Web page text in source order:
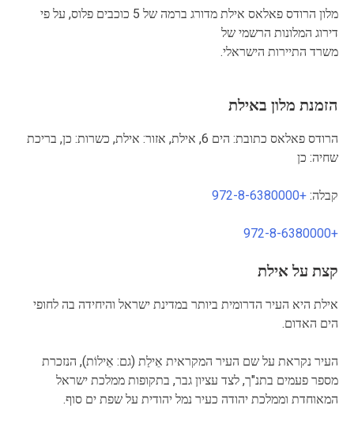
מלון הרודס פאלאס אילת מדורג ברמה של 5 כוכבים פלוס, על פי
דירוג המלונות הרשמי של
משרד התיירות הישראלי.
הזמנת מלון באילת
הרודס פאלאס כתובת: הים 6, אילת, אזור: אילת, כשרות: כן, בריכת
שחיה: כן
קבלה: +972-8-6380000
+972-8-6380000
קצת על אילת
אילת היא העיר הדרומית ביותר במדינת ישראל והיחידה בה לחופי
הים האדום.
העיר נקראת על שם העיר המקראית אֵילַת (גם: אֵילוֹת), הנזכרת
מספר פעמים בתנ"ך, לצד עציון גבר, בתקופות ממלכת ישראל
המאוחדת וממלכת יהודה כעיר נמל יהודית על שפת ים סוף.